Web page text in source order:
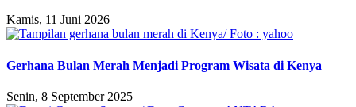
Kamis, 11 Juni 2026
Gerhana Bulan Merah Menjadi Program Wisata di Kenya
Senin, 8 September 2025